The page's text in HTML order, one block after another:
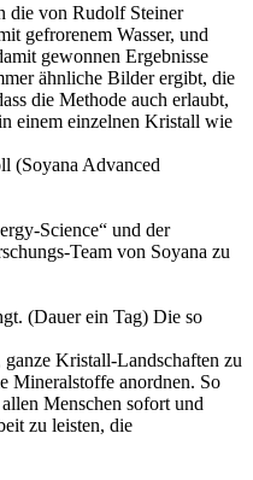
die von Rudolf Steiner
gefrorenem Wasser, und
gewonnen Ergebnisse
ähnliche Bilder ergibt, die
die Methode auch erlaubt,
einem einzelnen Kristall wie
(Soyana Advanced
Science“ und der
Team von Soyana zu
(Dauer ein Tag) Die so
Kristall-Landschaften zu
Mineralstoffe anordnen. So
Menschen sofort und
zu leisten, die